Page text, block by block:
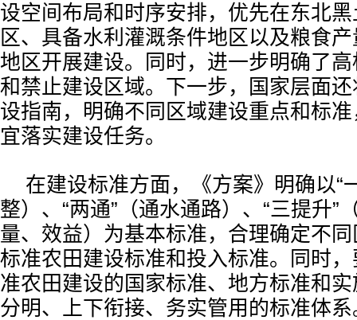
设空间布局和时序安排，优先在东北
区、具备水利灌溉条件地区以及粮食
地区开展建设。同时，进一步明确了
和禁止建设区域。下一步，国家层面
设指南，明确不同区域建设重点和标
宜落实建设任务。
在建设标准方面，《方案》明确以“
整）、“两通”（通水通路）、“三提升”
量、效益）为基本标准，合理确定不
标准农田建设标准和投入标准。同时
准农田建设的国家标准、地方标准和
分明、上下衔接、务实管用的标准体系